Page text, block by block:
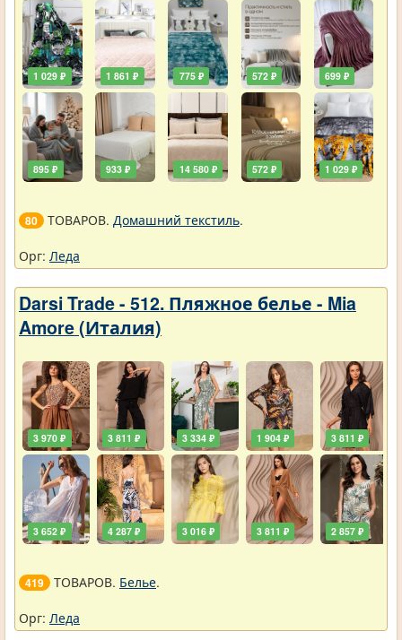
1 029 ₽
895 ₽
1 861 ₽
933 ₽
775 ₽
14 580 ₽
572 ₽
572 ₽
699 ₽
1 029 ₽
80 ТОВАРОВ. Домашний текстиль.
Орг: Леда
Darsi Trade - 512. Пляжное белье - Mia
Amore (Италия)
3 970 ₽
3 652 ₽
3 811 ₽
4 287 ₽
3 334 ₽
3 016 ₽
1 904 ₽
3 811 ₽
3 811 ₽
2 857 ₽
419 ТОВАРОВ. Белье.
Орг: Леда